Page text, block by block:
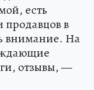
есть
продавцов в
внимание. На
отзывы, —